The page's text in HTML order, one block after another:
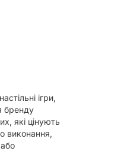
ігри,
бренду
які цінують
виконання,